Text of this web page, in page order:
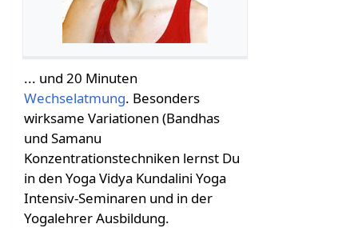
... und 20 Minuten
Wechselatmung. Besonders
wirksame Variationen (Bandhas
und Samanu
Konzentrationstechniken lernst Du
in den Yoga Vidya Kundalini Yoga
Intensiv-Seminaren und in der
Yogalehrer Ausbildung.